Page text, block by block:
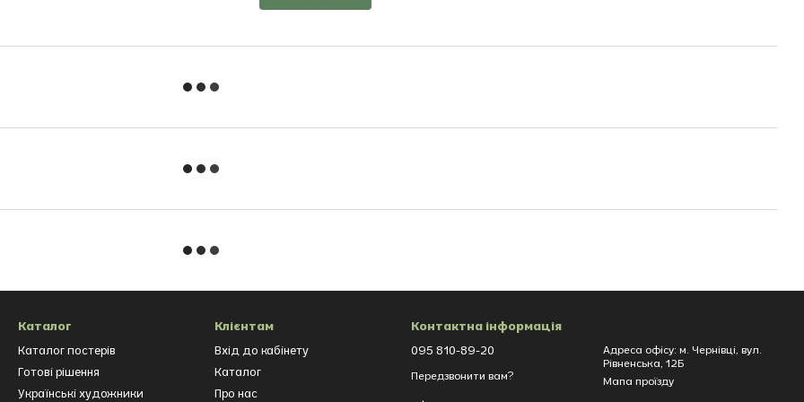
Каталог
Каталог постерів
Готові рішення
Українські художники
Клієнтам
Вхід до кабінету
Каталог
Про нас
Контактна інформація
095 810-89-20
Передзвонити вам?
Адреса офісу: м. Чернівці, вул.
Рівненська, 12Б
Мапа проїзду